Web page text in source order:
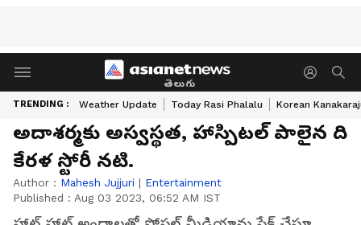
తెలుగు
TRENDING : Weather Update Today Rasi Phalalu Korean
అదాశర్మకు అస్వస్థత, హాస్పిటల్ పాలైన ది
కేరళ స్టోరీ నటి.
Author : Mahesh Jujjuri | Entertainment
Published : Aug 03 2023, 06:52 AM IST